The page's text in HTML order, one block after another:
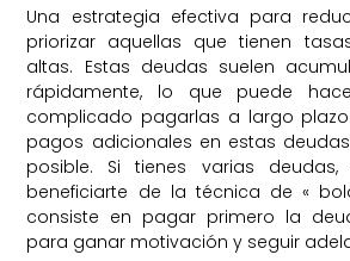
Una estrategia efectiva para
priorizar aquellas que tienen
altas. Estas deudas suelen
rápidamente, lo que puede
complicado pagarlas a largo
pagos adicionales en estas
posible. Si tienes varias
beneficiarte de la técnica de «
consiste en pagar primero la
para ganar motivación y seguir